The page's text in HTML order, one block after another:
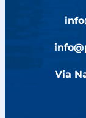
Via